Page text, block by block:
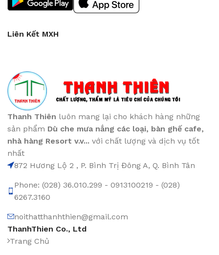
Liên Kết MXH
Thanh Thiên luôn mang lại cho khách hàng những
sản phẩm Dù che mưa nắng các loại, bàn ghế cafe,
nhà hàng Resort v.v... với chất lượng và dịch vụ tốt
nhất
872 Hương Lộ 2 , P. Bình Trị Đông A, Q. Bình Tân
Phone: (028) 36.010.299 - 0913100219 - (028)
6267.3160
noithatthanhthien@gmail.com
ThanhThien Co., Ltd
Trang Chủ